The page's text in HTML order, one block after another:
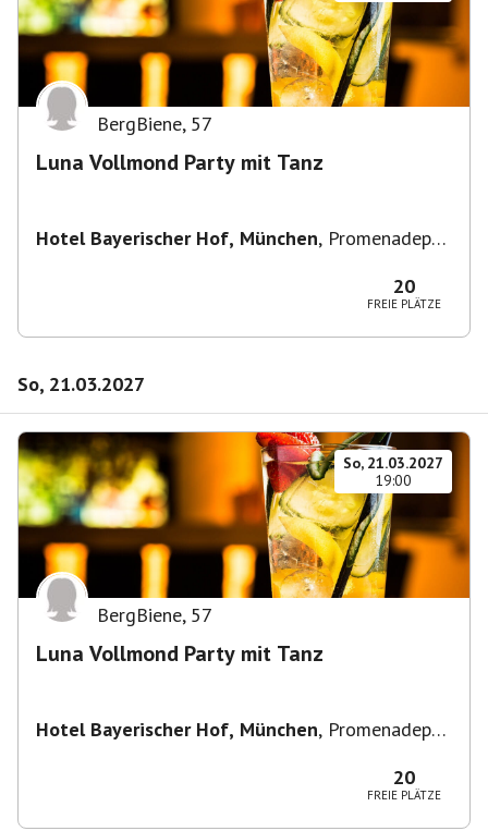
BergBiene, 57
Luna Vollmond Party mit Tanz
Hotel Bayerischer Hof, München, Promenadepl.
20
FREIE PLÄTZE
So, 21.03.2027
So, 21.03.2027
19:00
BergBiene, 57
Luna Vollmond Party mit Tanz
Hotel Bayerischer Hof, München, Promenadepl.
20
FREIE PLÄTZE